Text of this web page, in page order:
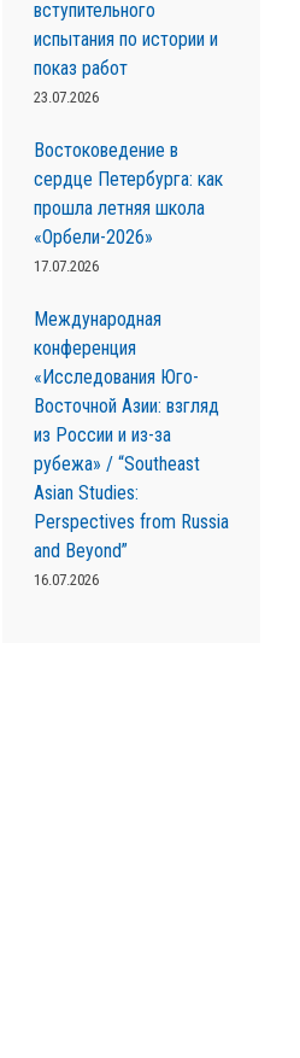
вступительного
испытания по истории и
показ работ
23.07.2026
Востоковедение в
сердце Петербурга: как
прошла летняя школа
«Орбели-2026»
17.07.2026
Международная
конференция
«Исследования Юго-
Восточной Азии: взгляд
из России и из-за
рубежа» / “Southeast
Asian Studies:
Perspectives from Russia
and Beyond”
16.07.2026